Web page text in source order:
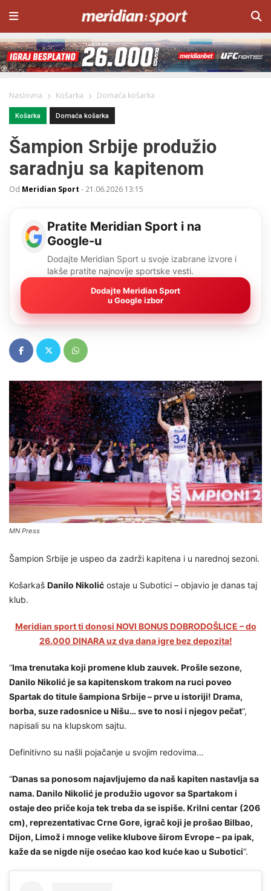
Naslovna Košarka Domaća košarka
Košarka Domaća košarka
Šampion Srbije produžio
saradnju sa kapitenom
Od Meridian Sport - 21.06.2026 13:15
Pratite Meridian Sport i na
Google-u
Dodajte Meridian Sport u svoje izabrane izvore i
lakše pratite najnovije sportske vesti.
Dodajte Meridian Sport
u Google izbor
MN Press
Šampion Srbije je uspeo da zadrži kapitena i u narednoj sezoni.
Košarkaš Danilo Nikolić ostaje u Subotici – objavio je danas taj
klub.
Meridian sport ti donosi NOVI BONUS DOBRODOŠLICE – do
26.000 DINARA uz dva dana igre bez depozita!
“Ima trenutaka koji promene klub zauvek. Prošle sezone,
Danilo Nikolić je sa kapitenskom trakom na ruci poveo
Spartak do titule šampiona Srbije – prve u istoriji! Drama,
borba, suze radosnice u Nišu… sve to nosi i njegov pečat“,
napisali su na klupskom sajtu.
Definitivno su našli pojačanje u svojim redovima…
“Danas sa ponosom najavljujemo da naš kapiten nastavlja sa
nama. Danilo Nikolić je produžio ugovor sa Spartakom i
ostaje deo priče koja tek treba da se ispiše. Krilni centar (206
cm), reprezentativac Crne Gore, igrač koji je prošao Bilbao,
Dijon, Limož i mnoge velike klubove širom Evrope – pa ipak,
kaže da se nigde nije osećao kao kod kuće kao u Subotici“.